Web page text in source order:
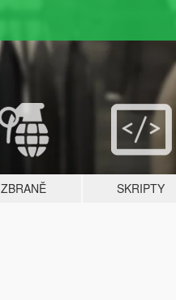
ZBRANĚ SKRIPTY